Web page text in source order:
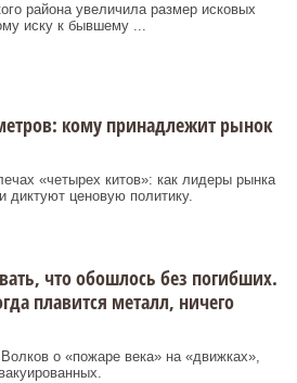
района увеличила размер исковых
иску к бывшему ...
кому принадлежит рынок
«четырех китов»: как лидеры рынка
диктуют ценовую политику.
что обошлось без погибших.
плавится металл, ничего
о «пожаре века» на «движках»,